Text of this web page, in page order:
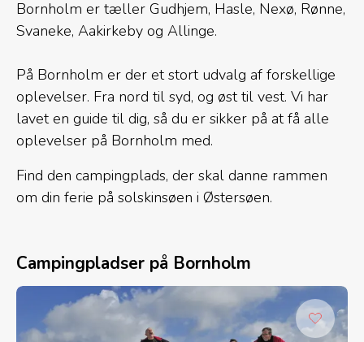
Bornholm er tæller Gudhjem, Hasle, Nexø, Rønne,
Svaneke, Aakirkeby og Allinge.
På Bornholm er der et stort udvalg af forskellige
oplevelser. Fra nord til syd, og øst til vest. Vi har
lavet en guide til dig, så du er sikker på at få alle
oplevelser på Bornholm med.
Find den campingplads, der skal danne rammen
om din ferie på solskinsøen i Østersøen.
Campingpladser på Bornholm